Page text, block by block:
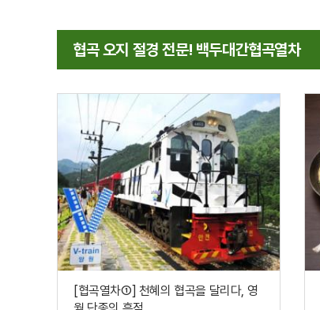
협곡 오지 절경 전문! 백두대간협곡열차
[협곡열차①] 천혜의 협곡을 달리다, 영